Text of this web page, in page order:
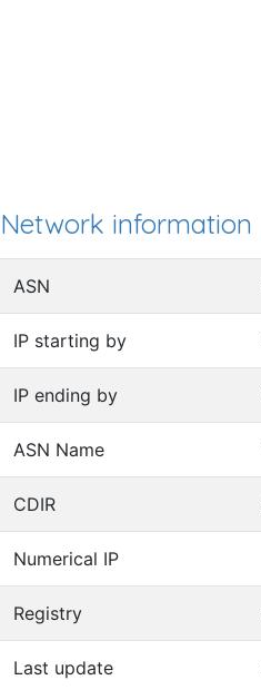
Network information
ASN
IP starting by
IP ending by
ASN Name
CDIR
Numerical IP
Registry
Last update